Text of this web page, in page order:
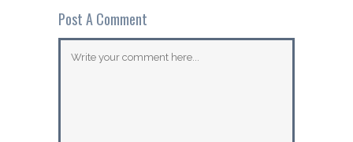
Post A Comment